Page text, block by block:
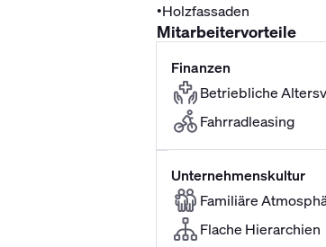
•Holzfassaden
Mitarbeitervorteile
Finanzen
Betriebliche
Fahrradleasing
Unternehmenskultur
Familiäre
Flache Hierarchien